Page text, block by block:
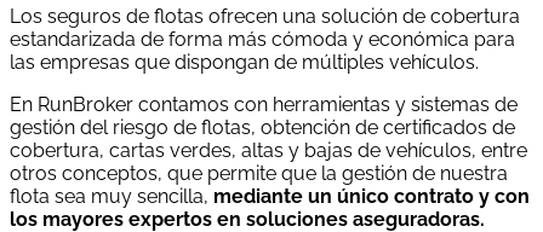
Los seguros de flotas ofrecen una solución de cobertura
estandarizada de forma más cómoda y económica para
las empresas que dispongan de múltiples vehículos.
En RunBroker contamos con herramientas y sistemas de
gestión del riesgo de flotas, obtención de certificados de
cobertura, cartas verdes, altas y bajas de vehículos, entre
otros conceptos, que permite que la gestión de nuestra
flota sea muy sencilla, mediante un único contrato y con
los mayores expertos en soluciones aseguradoras.